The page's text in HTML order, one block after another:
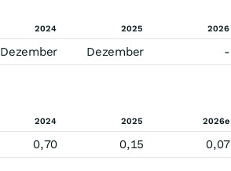
2024 2025 2026
Dezember Dezember -
2024 2025 2026e
0,70 0,15 0,07